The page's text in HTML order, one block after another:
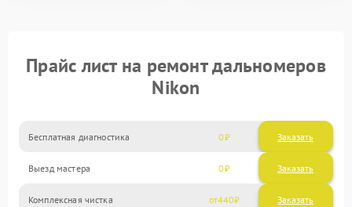
Прайс лист на ремонт дальномеров
Nikon
Бесплатная диагностика 0 Заказать
Выезд мастера 0 Заказать
Комплексная чистка 440